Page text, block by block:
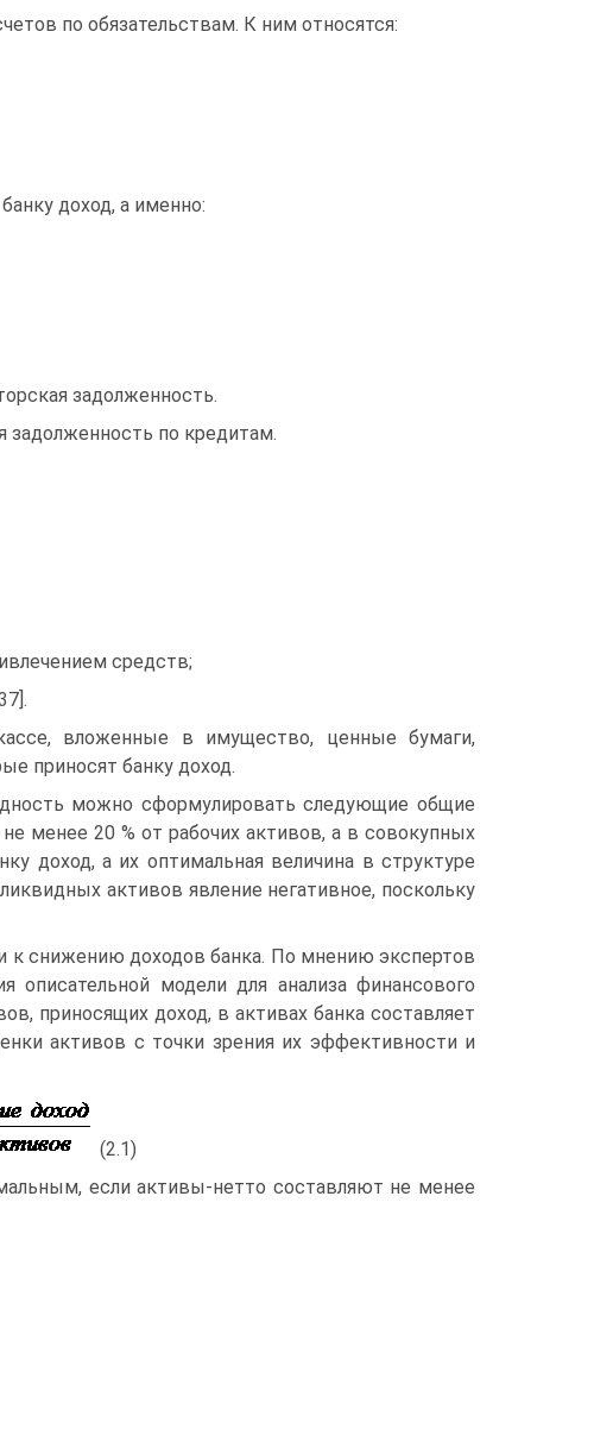
по обязательствам. К ним относятся:
доход, а именно:
задолженность.
задолженность по кредитам.
средств;
вложенные в имущество, ценные бумаги,
приносят банку доход.
можно сформулировать следующие общие
менее 20 % от рабочих активов, а в совокупных
доход, а их оптимальная величина в структуре
активов явление негативное, поскольку
снижению доходов банка. По мнению экспертов
модели для анализа финансового
приносящих доход, в активах банка составляет
активов с точки зрения их эффективности и
(2.1)
если активы-нетто составляют не менее